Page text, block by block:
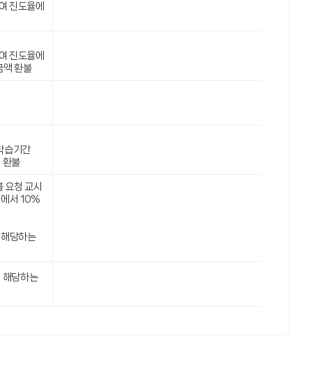
진도율에
진도율에
액 환불
습기간
환불
요청 교시
서 10%
당하는
해당하는